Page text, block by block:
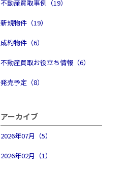
不動産買取事例（19）
新規物件（19）
成約物件（6）
不動産買取お役立ち情報（6）
発売予定（8）
アーカイブ
2026年07月（5）
2026年02月（1）